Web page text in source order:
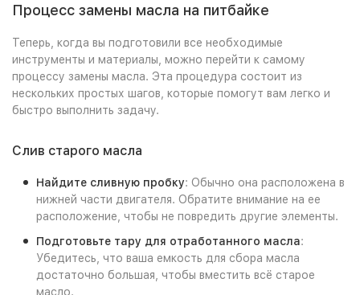
Процесс замены масла на питбайке
Теперь, когда вы подготовили все необходимые
инструменты и материалы, можно перейти к самому
процессу замены масла. Эта процедура состоит из
нескольких простых шагов, которые помогут вам легко и
быстро выполнить задачу.
Слив старого масла
Найдите сливную пробку: Обычно она расположена в
нижней части двигателя. Обратите внимание на ее
расположение, чтобы не повредить другие элементы.
Подготовьте тару для отработанного масла:
Убедитесь, что ваша емкость для сбора масла
достаточно большая, чтобы вместить всё старое
масло.